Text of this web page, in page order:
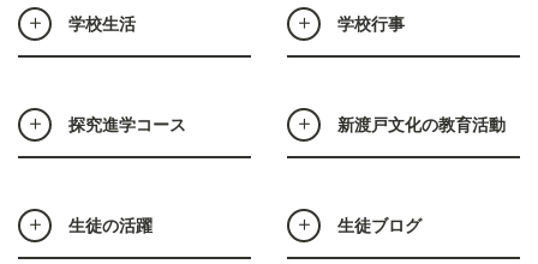
学校生活 学校行事
探究進学コース 新渡戸文化の教育活動
生徒の活躍 生徒ブログ